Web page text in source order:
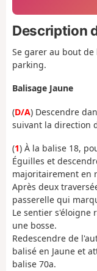
Description
Se garer au bout
parking.
Balisage Jaune
(D/A) Descendre
suivant la direction
(1) À la balise 18,
Éguilles et
majoritairement en
Après deux
passerelle qui
Le sentier s'éloigne
une bosse.
Redescendre de
balisé en Jaune et
balise 70a.